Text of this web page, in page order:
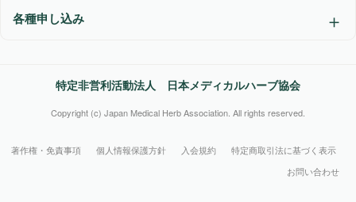
各種申し込み
特定非営利活動法人 日本メディカルハーブ協会
Copyright (c) Japan Medical Herb Association. All rights reserved.
著作権・免責事項 個人情報保護方針 入会規約
特定商取引法に基づく表示
お問い合わせ